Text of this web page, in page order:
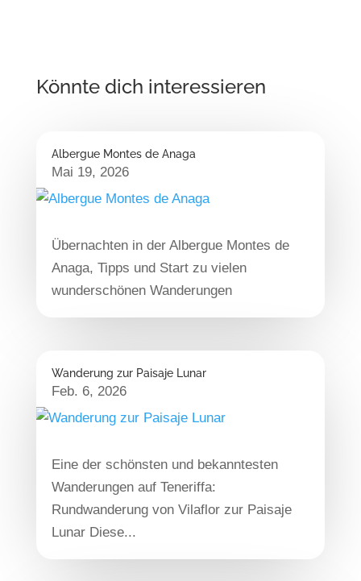
Könnte dich interessieren
Albergue Montes de Anaga
Mai 19, 2026
Übernachten in der Albergue Montes de
Anaga, Tipps und Start zu vielen
wunderschönen Wanderungen
Wanderung zur Paisaje Lunar
Feb. 6, 2026
Eine der schönsten und bekanntesten
Wanderungen auf Teneriffa:
Rundwanderung von Vilaflor zur Paisaje
Lunar Diese...